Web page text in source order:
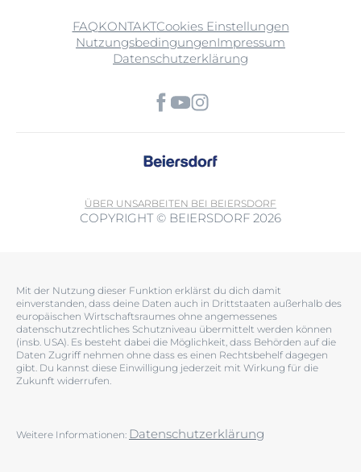
FAQKONTAKTCookies Einstellungen
NutzungsbedingungenImpressum
Datenschutzerklärung
ÜBER UNSARBEITEN BEI BEIERSDORF
COPYRIGHT © BEIERSDORF 2026
Mit der Nutzung dieser Funktion erklärst du dich damit
einverstanden, dass deine Daten auch in Drittstaaten außerhalb des
europäischen Wirtschaftsraumes ohne angemessenes
datenschutzrechtliches Schutzniveau übermittelt werden können
(insb. USA). Es besteht dabei die Möglichkeit, dass Behörden auf die
Daten Zugriff nehmen ohne dass es einen Rechtsbehelf dagegen
gibt. Du kannst diese Einwilligung jederzeit mit Wirkung für die
Zukunft widerrufen.
Weitere Informationen: Datenschutzerklärung